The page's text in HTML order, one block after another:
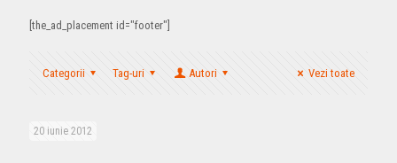
[the_ad_placement id="footer"]
Categorii Tag-uri Autori Vezi toate
20 iunie 2012